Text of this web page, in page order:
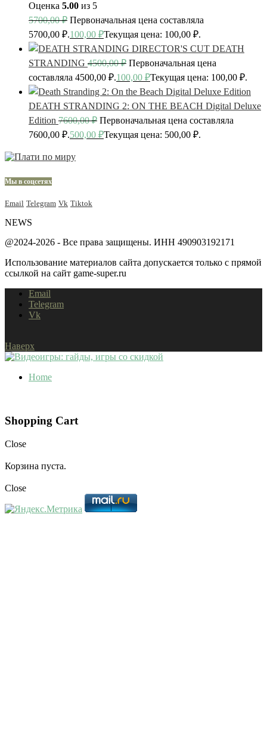
Оценка 5.00 из 5
5700,00₽ Первоначальная цена составляла
5700,00 ₽.100,00 ₽Текущая цена: 100,00 ₽.
DEATH
STRANDING 4500,00₽ Первоначальная цена
составляла 4500,00 ₽.100,00 ₽Текущая цена: 100,00 ₽.
DEATH STRANDING 2: ON THE BEACH Digital Deluxe
Edition 7600,00₽ Первоначальная цена составляла
7600,00 ₽.500,00 ₽Текущая цена: 500,00 ₽.
Мы в соцсетях
Email Telegram Vk Tiktok
NEWS
@2024-2026 - Все права защищены. ИНН 490903192171
Использование материалов сайта допускается только с прямой
ссылкой на сайт game-super.ru
Email
Telegram
Vk
Наверх
Home
Shopping Cart
Close
Корзина пуста.
Close